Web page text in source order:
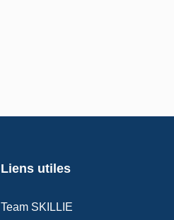
Liens utiles
Team SKILLIE